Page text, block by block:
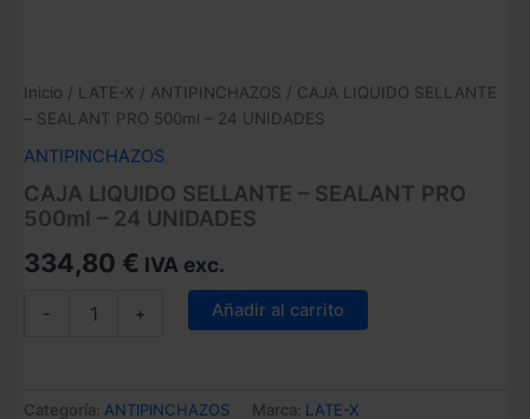
Inicio / LATE-X / ANTIPINCHAZOS / CAJA LIQUIDO SELLANTE
– SEALANT PRO 500ml – 24 UNIDADES
ANTIPINCHAZOS
CAJA LIQUIDO SELLANTE – SEALANT PRO
500ml – 24 UNIDADES
334,80 € IVA exc.
- + Añadir al carrito
Categoría: ANTIPINCHAZOS Marca: LATE-X